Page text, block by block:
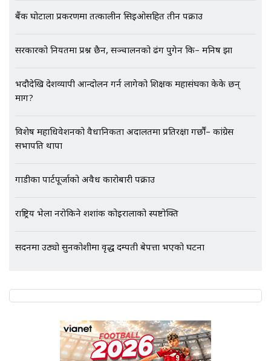
एभरेष्ट अस्पताल फलोअपः CCTV फुटेज
SIDHAKURA |
बैंक घोटाला प्रकरणमा तत्कालीन सिइओसहित तीन पक्राउ
सरकारको नियतमा प्रश्न छैन, सञ्चालनको ढंग पुगेन कि– मनिष झा
भदौदेखि देशव्यापी आन्दोलन गर्न लागेको शिक्षक महासंघका केके छन्
माग?
विशेष महाधिवेशनको वैधानिकता अदालतमा प्रतिरक्षा गर्छौं– कांग्रेस
सभापति थापा
गाडीका पार्टपूर्जाको अवैध कारोबारी पक्राउ
राष्ट्रिय भेला नरोकिने शशांक कोइरालाको स्पष्टोक्ति
सदनमा उठ्यो सुनकोशीमा वृद्ध दम्पती बेपत्ता भएको घटना